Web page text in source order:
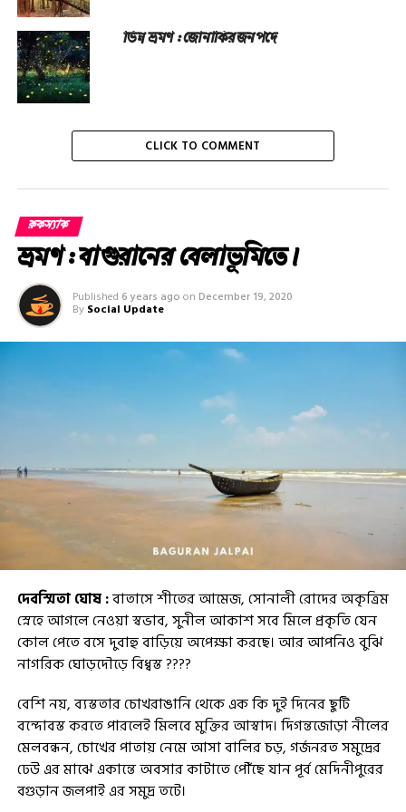
ভিন্ন ভ্রমণ : জোনাকির জনপদে
CLICK TO COMMENT
রুকস্যাক
ভ্রমণ : বাগুরানের বেলাভূমিতে।
Published 6 years ago on December 19, 2020
By Social Update
দেবস্মিতা ঘোষ :বাতাসে শীতের আমেজ, সোনালী রোদের অকৃত্রিম
স্নেহে আগলে নেওয়া স্বভাব, সুনীল আকাশ সবে মিলে প্রকৃতি যেন
কোল পেতে বসে দুবাহু বাড়িয়ে অপেক্ষা করছে। আর আপনিও বুঝি
নাগরিক ঘোড়দৌড়ে বিধ্বস্ত ????
বেশি নয়, ব্যস্ততার চোখরাঙানি থেকে এক কি দুই দিনের ছুটি
বন্দোবস্ত করতে পারলেই মিলবে মুক্তির আস্বাদ। দিগন্তজোড়া নীলের
মেলবন্ধন, চোখের পাতায় নেমে আসা বালির চড়, গর্জনরত সমুদ্রের
ঢেউ এর মাঝে একান্তে অবসার কাটাতে পৌঁছে যান পূর্ব মেদিনীপুরের
বগুড়ান জলপাই এর সমুদ্র তটে।